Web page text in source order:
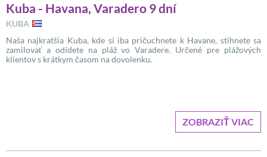
Kuba - Havana, Varadero 9 dní
KUBA
Naša najkratšia Kuba, kde si iba pričuchnete k Havane, stihnete sa
zamilovať a odídete na pláž vo Varadere. Určené pre plážových
klientov s krátkym časom na dovolenku.
ZOBRAZIŤ VIAC